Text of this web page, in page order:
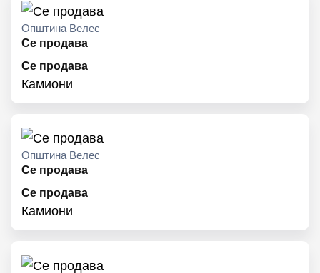
Општина Велес
Се продава
Се продава
Камиони
Општина Велес
Се продава
Се продава
Камиони